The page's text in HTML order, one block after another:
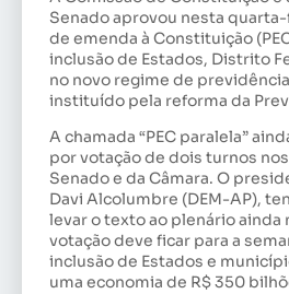
Senado aprovou nesta
de emenda à Constituição
inclusão de Estados, Distrito
no novo regime de
instituído pela reforma da
A chamada “PEC paralela”
por votação de dois turnos
Senado e da Câmara. O
Davi Alcolumbre (DEM-AP),
levar o texto ao plenário ainda
votação deve ficar para a
inclusão de Estados e
uma economia de R$ 350